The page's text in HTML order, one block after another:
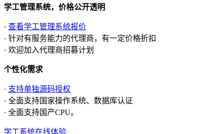
学工管理系统，价格公开透明
· 查看学工管理系统报价
· 针对有服务能力的代理商，有一定价格折扣
· 欢迎加入代理商招募计划
个性化需求
· 支持单独源码授权
· 全面支持国家操作系统、数据库认证
· 全面支持国产CPU。
学工系统在线体验